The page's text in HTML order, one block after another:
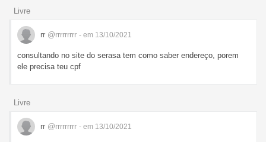
Livre
rr @rrrrrrrrr - em 13/10/2021
consultando no site do serasa tem como saber endereço, porem
ele precisa teu cpf
Livre
rr @rrrrrrrrr - em 13/10/2021